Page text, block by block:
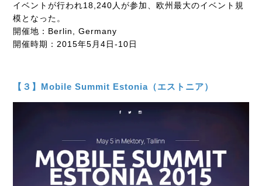
イベントが行われ18,240人が参加、欧州最大のイベント規
模となった。
開催地：Berlin, Germany
開催時期：2015年5月4日-10日
【３】Mobile Summit Estonia（エストニア）